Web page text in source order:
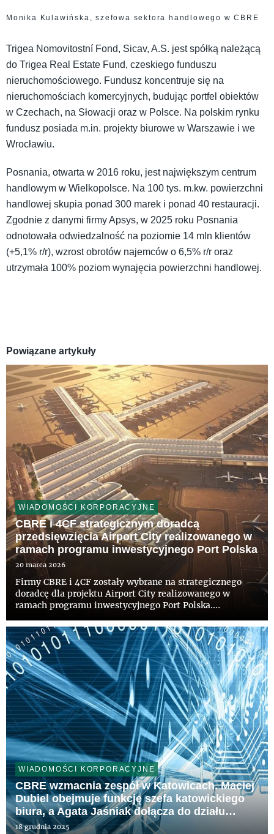
Monika Kulawińska, szefowa sektora handlowego w CBRE
Trigea Nomovitostní Fond, Sicav, A.S. jest spółką należącą
do Trigea Real Estate Fund, czeskiego funduszu
nieruchomościowego. Fundusz koncentruje się na
nieruchomościach komercyjnych, budując portfel obiektów
w Czechach, na Słowacji oraz w Polsce. Na polskim rynku
fundusz posiada m.in. projekty biurowe w Warszawie i we
Wrocławiu.
Posnania, otwarta w 2016 roku, jest największym centrum
handlowym w Wielkopolsce. Na 100 tys. m.kw. powierzchni
handlowej skupia ponad 300 marek i ponad 40 restauracji.
Zgodnie z danymi firmy Apsys, w 2025 roku Posnania
odnotowała odwiedzalność na poziomie 14 mln klientów
(+5,1% r/r), wzrost obrotów najemców o 6,5% r/r oraz
utrzymała 100% poziom wynajęcia powierzchni handlowej.
Powiązane artykuły
WIADOMOŚCI KORPORACYJNE
CBRE i 4CF strategicznym doradcą
przedsięwzięcia Airport City realizowanego w
ramach programu inwestycyjnego Port Polska
20 marca 2026
Firmy CBRE i 4CF zostały wybrane na strategicznego
doradcę dla projektu Airport City realizowanego w
ramach programu inwestycyjnego Port Polska.
przedsięwzięcia, którego planowana powierzchnia
użytkowa przekroczy 600 tys. ...
WIADOMOŚCI KORPORACYJNE
CBRE wzmacnia zespół w Katowicach. Maciej
Dubiel obejmuje funkcję szefa katowickiego
biura, a Agata Jaśniak dołącza do działu
powierzchni biurowych
18 grudnia 2025